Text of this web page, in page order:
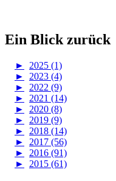
Ein Blick zurück
►
2025 (1)
►
2023 (4)
►
2022 (9)
►
2021 (14)
►
2020 (8)
►
2019 (9)
►
2018 (14)
►
2017 (56)
►
2016 (91)
►
2015 (61)